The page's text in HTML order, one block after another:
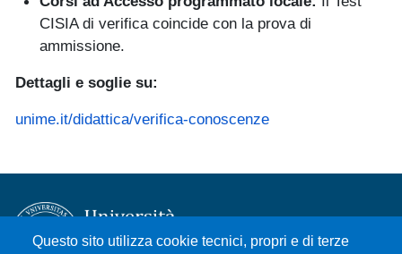
CISIA di verifica coincide con la prova di
ammissione.
Dettagli e soglie su:
unime.it/didattica/verifica-conoscenze
Questo sito utilizza cookie tecnici, propri e di terze